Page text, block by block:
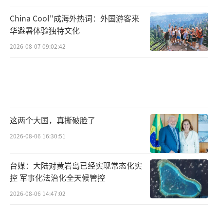
China Cool"成海外热词：外国游客来
华避暑体验独特文化
2026-08-07 09:02:42
这两个大国，真撕破脸了
2026-08-06 16:30:51
台媒：大陆对黄岩岛已经实现常态化实
控 军事化法治化全天候管控
2026-08-06 14:47:02